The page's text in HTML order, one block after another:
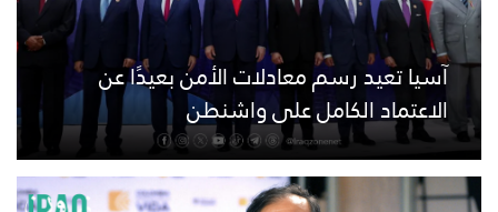
آسيا تعيد رسم معادلات الأمن بعيدًا عن
الاعتماد الكامل على واشنطن